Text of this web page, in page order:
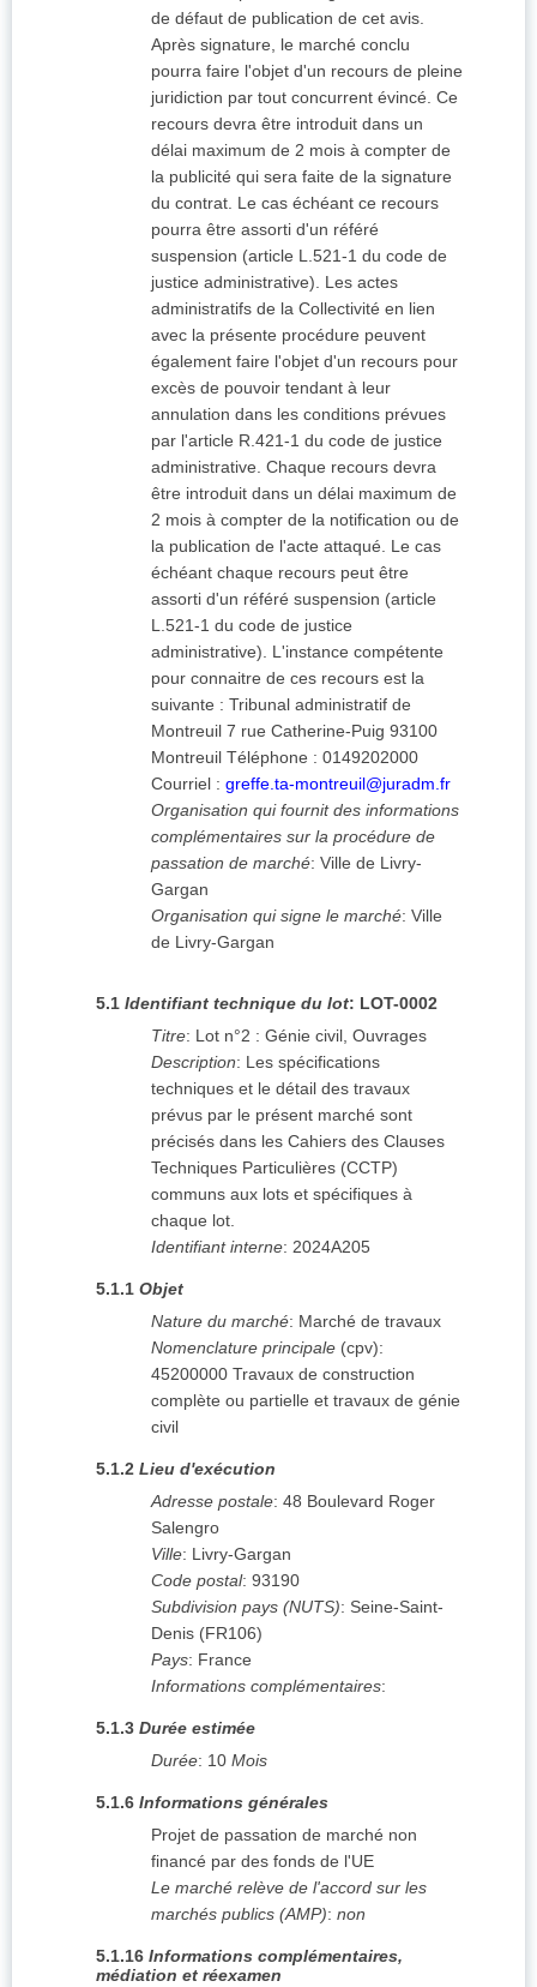
de défaut de publication de cet avis.
Après signature, le marché conclu
pourra faire l'objet d'un recours de pleine
juridiction par tout concurrent évincé. Ce
recours devra être introduit dans un
délai maximum de 2 mois à compter de
la publicité qui sera faite de la signature
du contrat. Le cas échéant ce recours
pourra être assorti d'un référé
suspension (article L.521-1 du code de
justice administrative). Les actes
administratifs de la Collectivité en lien
avec la présente procédure peuvent
également faire l'objet d'un recours pour
excès de pouvoir tendant à leur
annulation dans les conditions prévues
par l'article R.421-1 du code de justice
administrative. Chaque recours devra
être introduit dans un délai maximum de
2 mois à compter de la notification ou de
la publication de l'acte attaqué. Le cas
échéant chaque recours peut être
assorti d'un référé suspension (article
L.521-1 du code de justice
administrative). L'instance compétente
pour connaitre de ces recours est la
suivante : Tribunal administratif de
Montreuil 7 rue Catherine-Puig 93100
Montreuil Téléphone : 0149202000
Courriel : greffe.ta-montreuil@juradm.fr
Organisation qui fournit des informations
complémentaires sur la procédure de
passation de marché: Ville de Livry-
Gargan
Organisation qui signe le marché: Ville
de Livry-Gargan
5.1 Identifiant technique du lot: LOT-0002
Titre: Lot n°2 : Génie civil, Ouvrages
Description: Les spécifications
techniques et le détail des travaux
prévus par le présent marché sont
précisés dans les Cahiers des Clauses
Techniques Particulières (CCTP)
communs aux lots et spécifiques à
chaque lot.
Identifiant interne: 2024A205
5.1.1 Objet
Nature du marché: Marché de travaux
Nomenclature principale (cpv):
45200000 Travaux de construction
complète ou partielle et travaux de génie
civil
5.1.2 Lieu d'exécution
Adresse postale: 48 Boulevard Roger
Salengro
Ville: Livry-Gargan
Code postal: 93190
Subdivision pays (NUTS): Seine-Saint-
Denis (FR106)
Pays: France
Informations complémentaires:
5.1.3 Durée estimée
Durée: 10 Mois
5.1.6 Informations générales
Projet de passation de marché non
financé par des fonds de l'UE
Le marché relève de l'accord sur les
marchés publics (AMP): non
5.1.16 Informations complémentaires,
médiation et réexamen